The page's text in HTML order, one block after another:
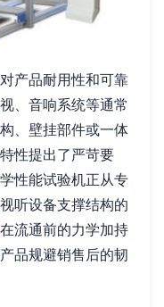
产品耐用性和可靠
、音响系统等通常
、壁挂部件或一体
性提出了严苛要
性能试验机正从专
听设备支撑结构的
流通前的力学加持
品规避销售后的韧